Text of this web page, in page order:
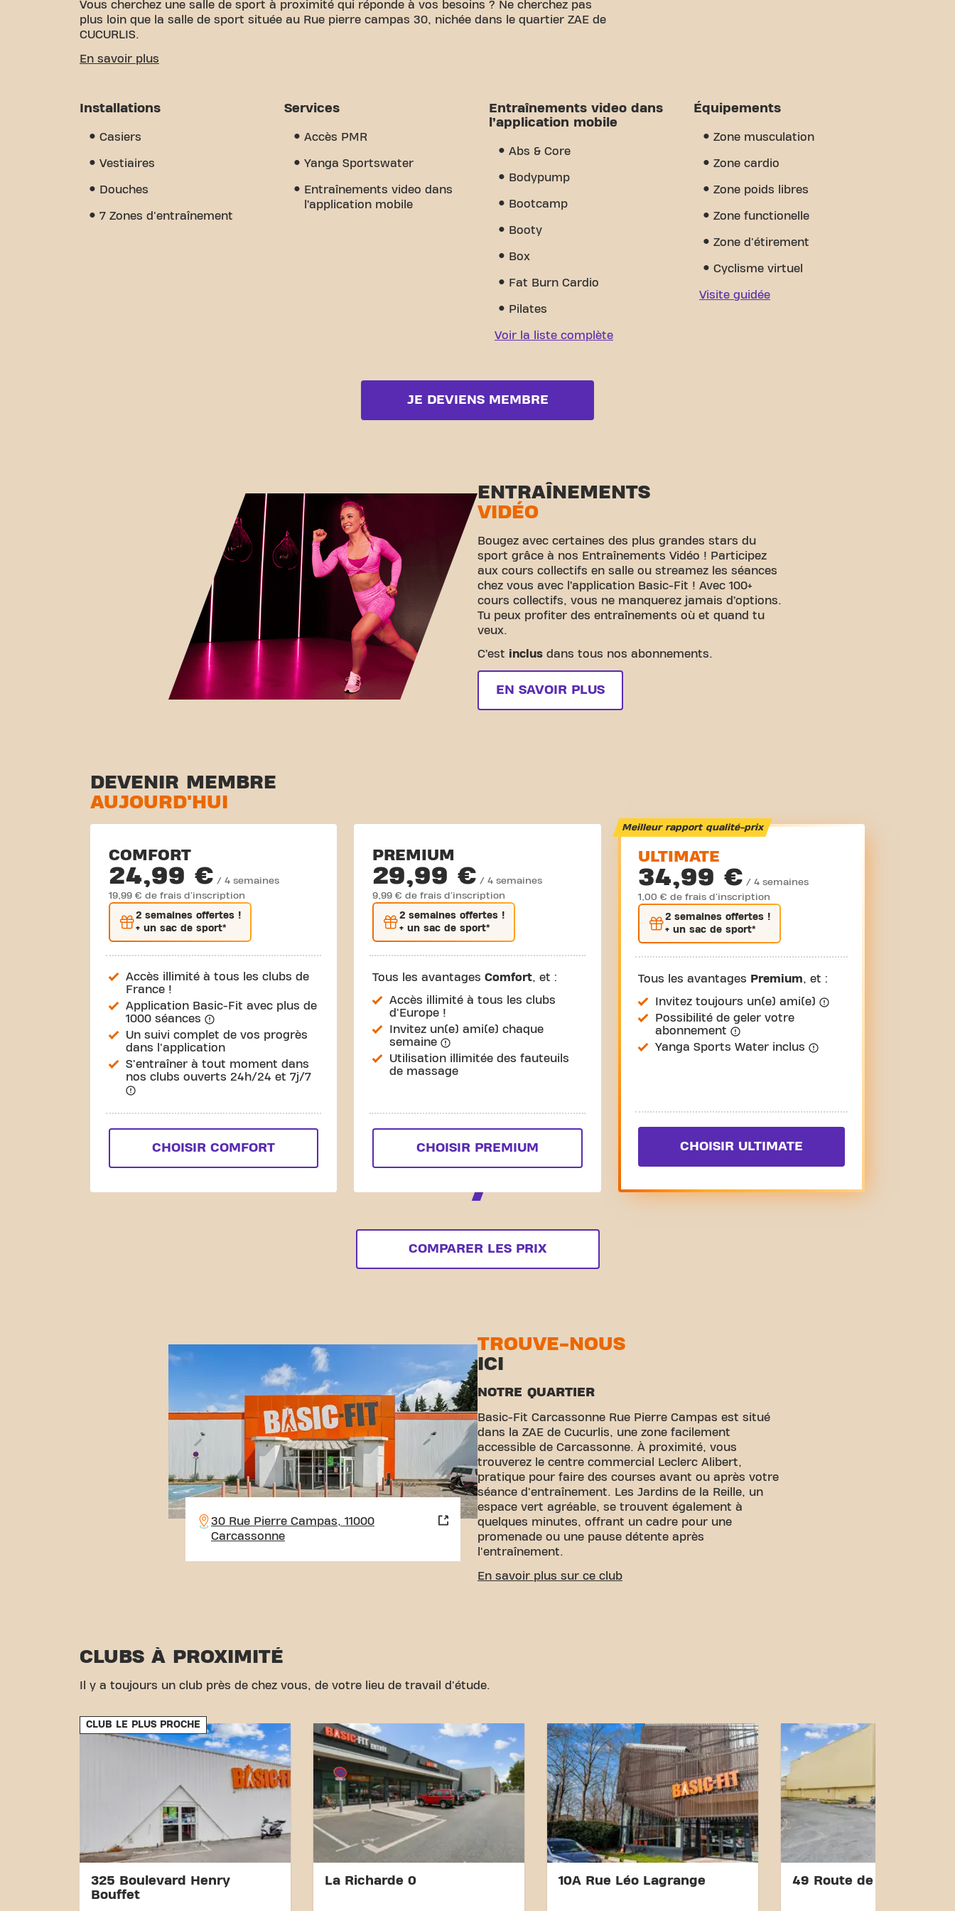
Vous cherchez une salle de sport à proximité qui réponde à vos besoins ? Ne cherchez pas
plus loin que la salle de sport située au Rue pierre campas 30, nichée dans le quartier ZAE de
CUCURLIS.
Nous savons à quel point il est important de disposer d'un espace confortable pour atteindre
grande variété d'équipements et de séances d'entraînement vidéo. Mais ce qui nous
distingue vraiment, c'est le sens de la communauté que nous avons créé - un endroit où
vous trouverez l'encouragement et le soutien des autres membres. Rejoignez-nous dès
aujourd'hui et découvrez pourquoi Basic-Fit Carcassonne rue Pierre Campas est plus qu'une
simple salle de sport - c'est l'endroit où le fitness et la communauté se rejoignent.
En savoir plus
Installations
Casiers
Vestiaires
Douches
7 Zones d'entraînement
Services
Accès PMR
Yanga Sportswater
Entraînements video dans
l’application mobile
Entraînements video dans
l’application mobile
Abs & Core
Bodypump
Bootcamp
Booty
Box
Fat Burn Cardio
Pilates
Voir la liste complète
Équipements
Zone musculation
Zone cardio
Zone poids libres
Zone functionelle
Zone d'étirement
Cyclisme virtuel
Visite guidée
JE DEVIENS MEMBRE
ENTRAÎNEMENTS
VIDÉO
Bougez avec certaines des plus grandes stars du
sport grâce à nos Entraînements Vidéo ! Participez
aux cours collectifs en salle ou streamez les séances
chez vous avec l’application Basic-Fit ! Avec 100+
cours collectifs, vous ne manquerez jamais d’options.
Tu peux profiter des entraînements où et quand tu
veux.
C’est inclus dans tous nos abonnements.
EN SAVOIR PLUS
DEVENIR MEMBRE
AUJOURD'HUI
COMFORT
24,99 € / 4 semaines
19,99 € de frais d'inscription
2 semaines offertes !
+ un sac de sport*
Accès illimité à tous les clubs de
France !
Application Basic-Fit avec plus de
1000 séances
Un suivi complet de vos progrès
dans l'application
S'entraîner à tout moment dans
nos clubs ouverts 24h/24 et 7j/7
CHOISIR COMFORT
PREMIUM
29,99 € / 4 semaines
9,99 € de frais d'inscription
2 semaines offertes !
+ un sac de sport*
Tous les avantagesComfort, et :
Accès illimité à tous les clubs
d'Europe !
Invitez un(e) ami(e) chaque
semaine
Utilisation illimitée des fauteuils
de massage
CHOISIR PREMIUM
Meilleur rapport qualité-prix
ULTIMATE
34,99 € / 4 semaines
1,00 € de frais d'inscription
2 semainesoffertes !
+ un sac de sport*
Tous les avantages Premium, et :
Invitez toujours un(e) ami(e)
Possibilité de geler votre
abonnement
Yanga Sports Water inclus
CHOISIR ULTIMATE
COMPARER LES PRIX
30 Rue Pierre Campas, 11000
Carcassonne
TROUVE-NOUS
ICI
NOTRE QUARTIER
Basic-Fit Carcassonne Rue Pierre Campas est situé
dans la ZAE de Cucurlis, une zone facilement
accessible de Carcassonne. À proximité, vous
trouverez le centre commercial Leclerc Alibert,
pratique pour faire des courses avant ou après votre
séance d'entraînement. Les Jardins de la Reille, un
espace vert agréable, se trouvent également à
quelques minutes, offrant un cadre pour une
promenade ou une pause détente après
l'entraînement.
ACCESSIBILITÉ FACILE
Joffre est à une distance pratique pour ceux qui
voyagent enTrain.
Avec notre emplacement central et nos connexions de
transport accessibles, atteindre vos objectifs de
remise en forme n'a jamais été aussi simple. Venez au
Basic-Fit Carcassonne rue Pierre Campas in
Carcassonneet faites partie de notre communauté
En savoir plus sur ce club
CLUBS À PROXIMITÉ
Il y a toujours un club près de chez vous, de votre lieu de travail d'étude.
CLUB LE PLUS PROCHE
325 Boulevard Henry
Bouffet
La Richarde 0 10A Rue Léo Lagrange 49 Route de Toulouse